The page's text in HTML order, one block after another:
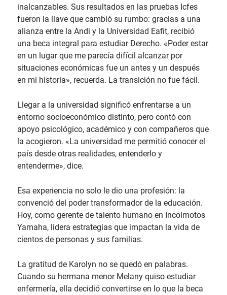
inalcanzables. Sus resultados en las pruebas Icfes
fueron la llave que cambió su rumbo: gracias a una
alianza entre la Andi y la Universidad Eafit, recibió
una beca integral para estudiar Derecho. «Poder estar
en un lugar que me parecía difícil alcanzar por
situaciones económicas fue un antes y un después
en mi historia», recuerda. La transición no fue fácil.
Llegar a la universidad significó enfrentarse a un
entorno socioeconómico distinto, pero contó con
apoyo psicológico, académico y con compañeros que
la acogieron. «La universidad me permitió conocer el
país desde otras realidades, entenderlo y
entenderme», dice.
Esa experiencia no solo le dio una profesión: la
convenció del poder transformador de la educación.
Hoy, como gerente de talento humano en Incolmotos
Yamaha, lidera estrategias que impactan la vida de
cientos de personas y sus familias.
La gratitud de Karolyn no se quedó en palabras.
Cuando su hermana menor Melany quiso estudiar
enfermería, ella decidió convertirse en lo que la beca